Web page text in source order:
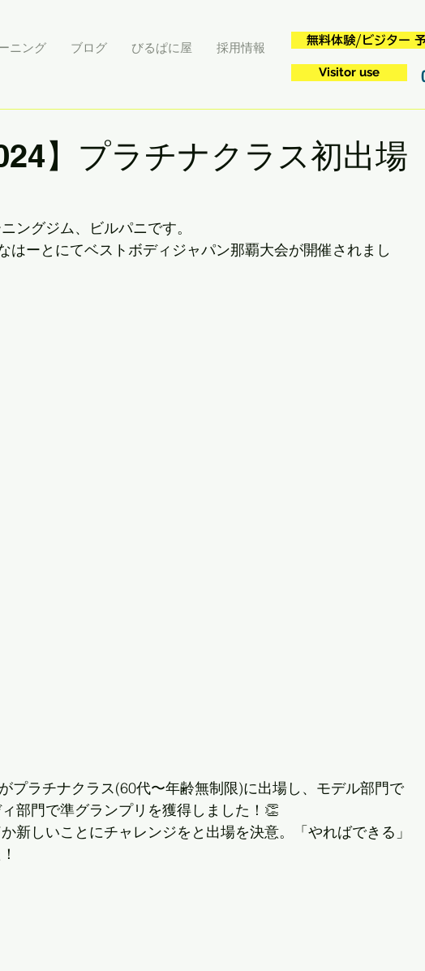
ニング ブログ びるぱに屋 採用情報 無料体験/ビジター
Visitor use
】プラチナクラス初出場
ングジム、ビルパニです。
はーとにてベストボディジャパン那覇大会が開催されまし
プラチナクラス(60代〜年齢無制限)に出場し、モデル部門で
部門で準グランプリを獲得しました！👏
新しいことにチャレンジをと出場を決意。「やればできる」